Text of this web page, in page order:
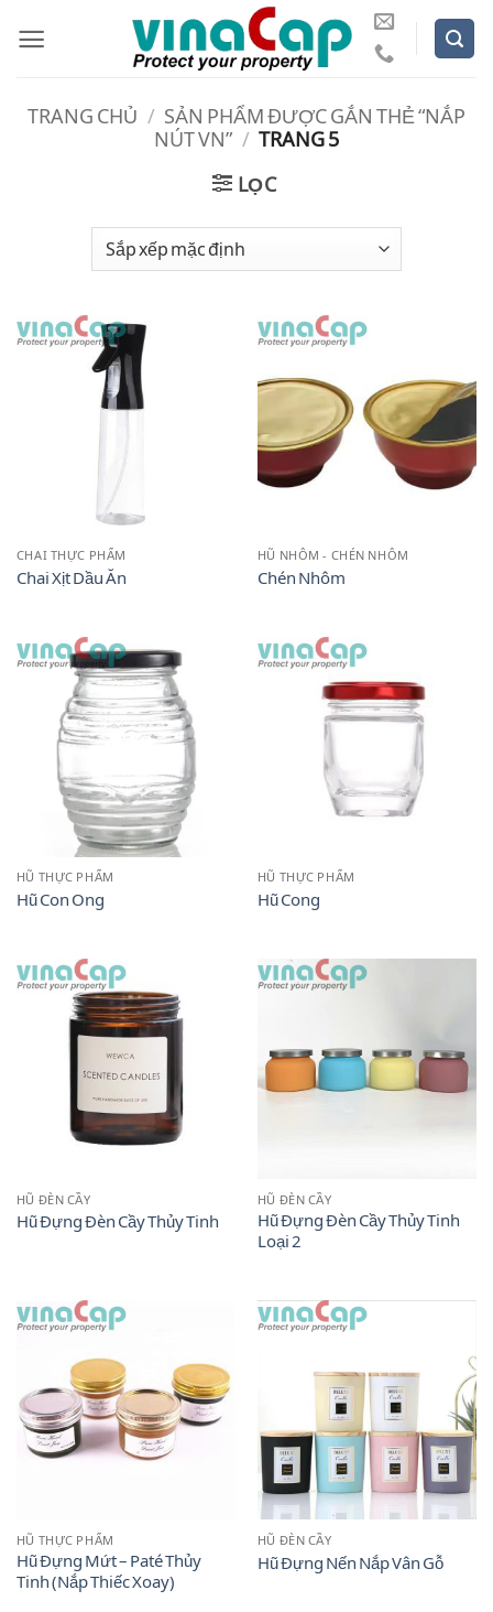
qua
dungTRANG CHỦ / SẢN PHẨM ĐƯỢC GẮN THẺ “NẮP
NÚT VN” / TRANG 5
LỌC
CHAI THỰC PHẨM
Chai Xịt Dầu Ăn
HŨ NHÔM - CHÉN NHÔM
Chén Nhôm
HŨ THỰC PHẨM
Hũ Con Ong
HŨ THỰC PHẨM
Hũ Cong
HŨ ĐÈN CẦY
Hũ Đựng Đèn Cầy Thủy Tinh
HŨ ĐÈN CẦY
Hũ Đựng Đèn Cầy Thủy Tinh
Loại 2
HŨ THỰC PHẨM
Hũ Đựng Mứt – Paté Thủy
Tinh (Nắp Thiếc Xoay)
HŨ ĐÈN CẦY
Hũ Đựng Nến Nắp Vân Gỗ